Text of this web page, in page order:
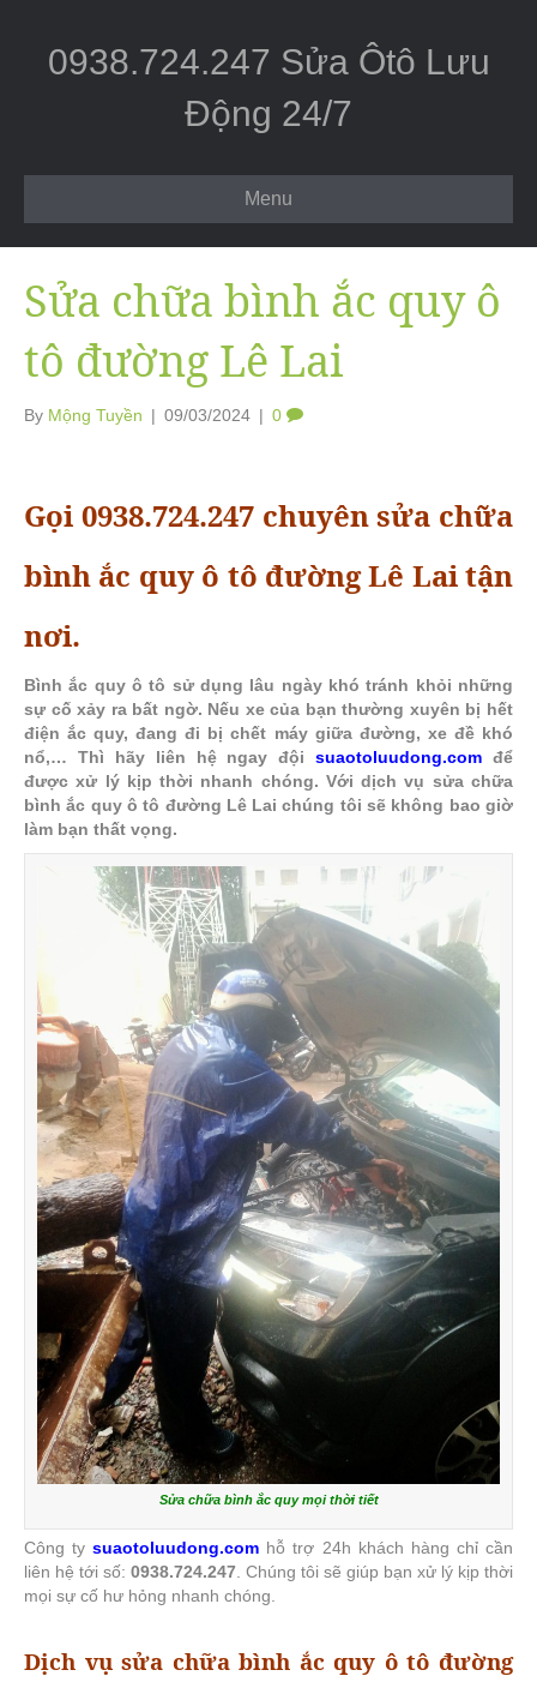
0938.724.247 Sửa Ôtô Lưu
Động 24/7
Menu
Sửa chữa bình ắc quy ô
tô đường Lê Lai
By Mộng Tuyền | 09/03/2024 | 0
Gọi 0938.724.247 chuyên sửa chữa
bình ắc quy ô tô đường Lê Lai tận
nơi.
Bình ắc quy ô tô sử dụng lâu ngày khó tránh khỏi những
sự cố xảy ra bất ngờ. Nếu xe của bạn thường xuyên bị hết
điện ắc quy, đang đi bị chết máy giữa đường, xe đề khó
nổ,… Thì hãy liên hệ ngay độisuaotoluudong.com để
được xử lý kịp thời nhanh chóng. Với dịch vụ sửa chữa
bình ắc quy ô tô đường Lê Lai chúng tôi sẽ không bao giờ
làm bạn thất vọng.
Sửa chữa bình ắc quy mọi thời tiết
Công tysuaotoluudong.com hỗ trợ 24h khách hàng chỉ cần
liên hệ tới số: 0938.724.247 . Chúng tôi sẽ giúp bạn xử lý kịp thời
mọi sự cố hư hỏng nhanh chóng.
Dịch vụ sửa chữa bình ắc quy ô tô đường